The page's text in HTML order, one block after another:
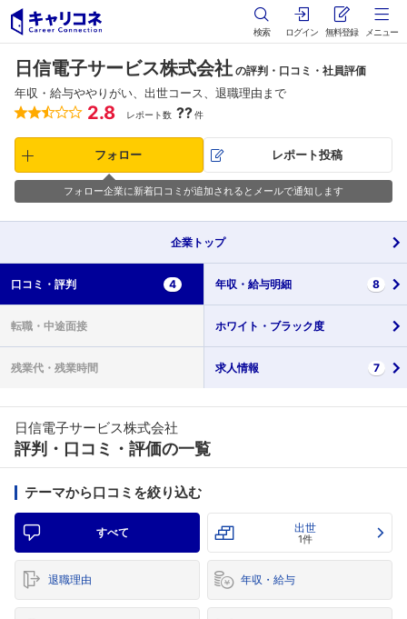
検索 ログイン 無料登録 メニュー
日信電子サービス株式会社 の評判・口コミ・社員評価
年収・給与ややりがい、出世コース、退職理由まで
2.8 レポート数 ??件
フォロー レポート投稿
フォロー企業に新着口コミが追加されるとメールで通知します
企業 トップ
口コミ・ 評判 4 年収・ 給与明細 8
転職・ 中途面接 ホワイト・ ブラック度
残業代・ 残業時間 求人情報 7
日信電子サービス株式会社
評判・口コミ・評価の一覧
テーマから口コミを絞り込む
すべて 出世
1件
退職理由 年収・給与